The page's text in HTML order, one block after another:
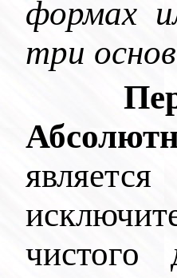
формах
три
чистого